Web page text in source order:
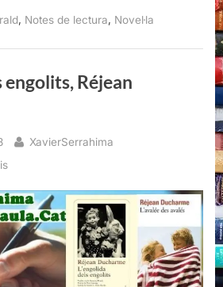
, Notes de lectura, Novel·la
engolits, Réjean
By
XavierSerrahima
a
dels
engolits,
Réjean
Ducharme